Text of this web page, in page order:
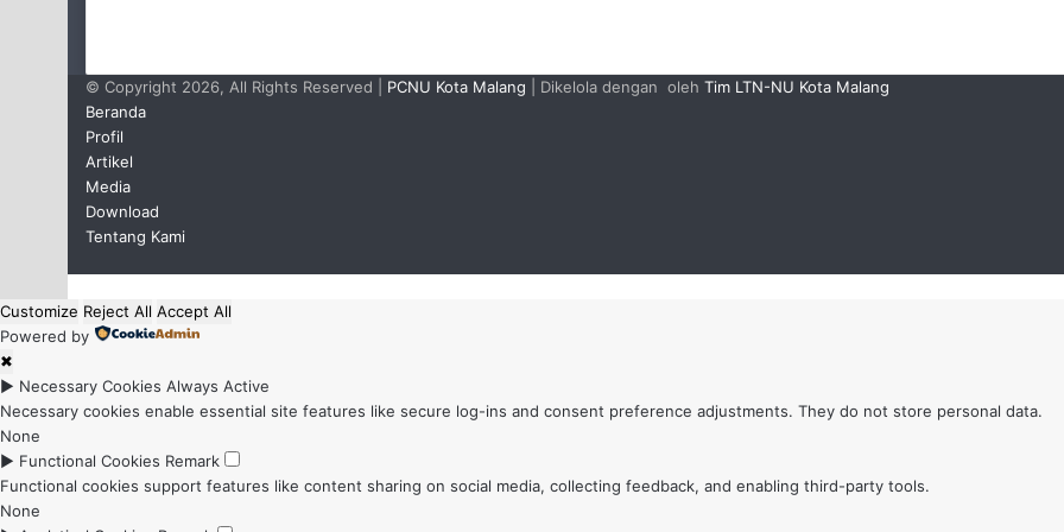
© Copyright 2026, All Rights Reserved | PCNU Kota Malang | Dikelola dengan oleh Tim LTN-NU Kota Malang
Beranda
Profil
Artikel
Media
Download
Tentang Kami
to
top
Customize Reject All Accept All
Powered by
✖
► Necessary Cookies Always Active
Necessary cookies enable essential site features like secure log-ins and consent preference adjustments. They do not store personal data.
None
► Functional Cookies Remark
Functional cookies support features like content sharing on social media, collecting feedback, and enabling third-party tools.
None